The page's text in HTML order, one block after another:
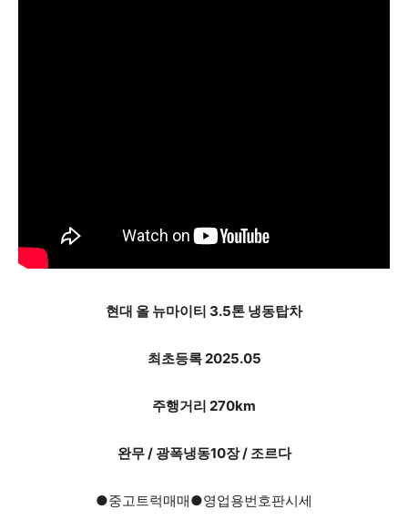
현대 올 뉴마이티 3.5톤 냉동탑차
최초등록 2025.05
주행거리 270km
완무 / 광폭냉동10장 / 조르다
●중고트럭매매●영업용번호판시세